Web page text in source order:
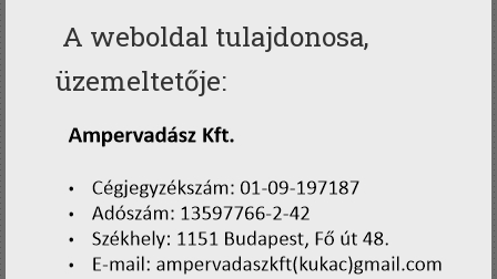
A weboldal tulajdonosa,
üzemeltetője: